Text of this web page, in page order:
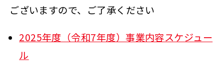
ございますので、ご了承ください
2025年度（令和7年度）事業内容スケジュー
ル